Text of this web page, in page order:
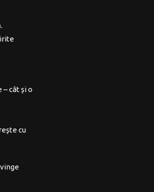
cât și o
cu